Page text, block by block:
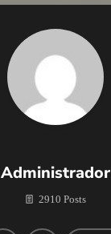
Administrador
2910 Posts